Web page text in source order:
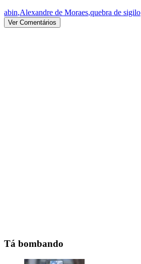
abin,Alexandre de Moraes,quebra de sigilo
Ver Comentários
Tá bombando